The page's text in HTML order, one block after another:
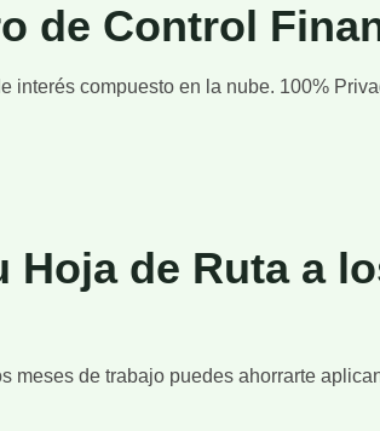
de Control
interés compuesto en la nube. 100%
Hoja de Ruta a
meses de trabajo puedes ahorrarte